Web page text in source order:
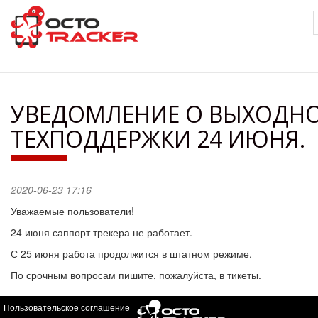
Перейти
основному
содержанию
УВЕДОМЛЕНИЕ О
ТЕХПОДДЕРЖКИ 24 ИЮНЯ.
2020-06-23 17:16
Уважаемые пользователи!
24 июня саппорт трекера не работает.
С 25 июня работа продолжится в штатном режиме.
По срочным вопросам пишите, пожалуйста, в тикеты.
Пользовательское соглашение